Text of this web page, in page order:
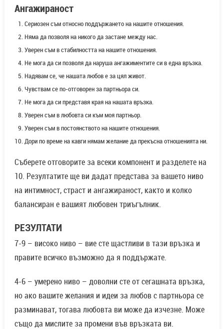
Ангажираност
Сериозен съм относно поддържането на нашите отношения.
Няма да позволя на никого да застане между нас.
Уверен съм в стабилността на нашите отношения.
Не мога да си позволя да наруша ангажиментите си в една връзка.
Надявам се, че нашата любов е за цял живот.
Чувствам се по-отговорен за партньора си.
Не мога да си представя края на нашата връзка.
Уверен съм в любовта си към моя партньор.
Уверен съм в постоянството на нашите отношения.
Дори по време на кавги нямам желание да прекъсна отношенията ни.
Съберете отговорите за всеки компонент и разделете на
10. Резултатите ще ви дадат представа за вашето ниво
на интимност, страст и ангажираност, както и колко
балансиран е вашият любовен триъгълник.
РЕЗУЛТАТИ
7-9 – високо ниво – вие сте щастливи в тази връзка и
правите всичко възможно да я поддържате.
4-6 – умерено ниво – доволни сте от сегашната връзка,
но ако вашите желания и идеи за любов с партньора се
разминават, тогава любовта ви може да изчезне. Може
също да мислите за промени във връзката ви.